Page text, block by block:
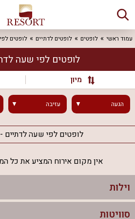
עמוד ראשי לופטים לופטים לדתיים לופטים
לופטים לפי שעה
מיון
הגעה עזיבה
לופטים לפי שעה לדתיים - 0
אין מקום אירוח המציע את כל
וילות
סוויטות